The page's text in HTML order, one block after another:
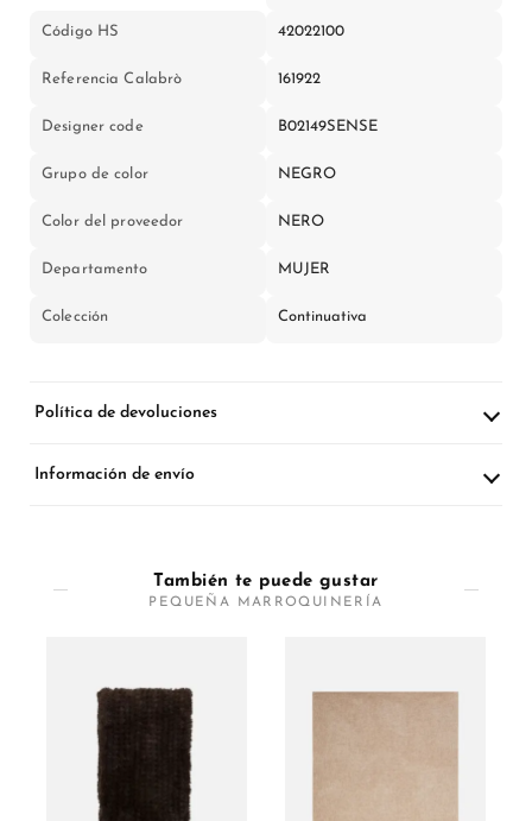
Código HS 42022100
Referencia Calabrò 161922
Designer code B02149SENSE
Grupo de color NEGRO
Color del proveedor NERO
Departamento MUJER
Colección Continuativa
Política de devoluciones
Información de envío
También te puede gustar
PEQUEÑA MARROQUINERÍA